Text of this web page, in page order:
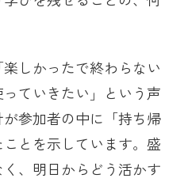
しかったで終わらない
ていきたい」という声
参加者の中に「持ち帰
とを示しています。盛
、明日からどう活かす